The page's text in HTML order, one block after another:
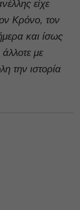
είχε
Κρόνο, τον
και ίσως
με
την ιστορία